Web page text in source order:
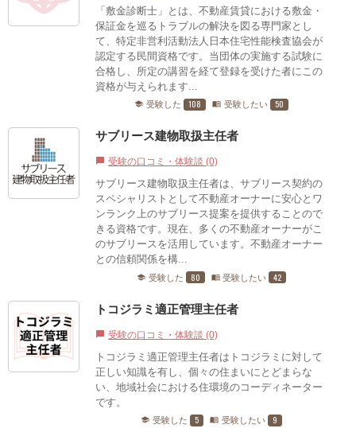
「敷金診断士」とは、不動産賃貸における敷金・
保証金を巡るトラブルの解決を図る専門家とし
て、特定非営利活動法人日本住宅性能検査協会が
認定する民間資格です。当団体の実施する試験に
合格し、所定の講習を経て登録を受けた者にこの
資格が与えられます...
school 受験した 108 menu_book 受験したい 50
サブリース建物取扱主任者
chat_bubble 受験の口コミ・体験談 (0)
サブリース建物取扱主任者は、サブリース契約の
スペシャリストとして不動産オーナーに安心とワ
ンランク上のサブリース提案を提供することので
きる資格です。現在、多くの不動産オーナーがこ
のサブリースを活用しています。不動産オーナー
との信頼関係を構...
school 受験した 80 menu_book 受験したい 42
トコジラミ適正管理主任者
chat_bubble 受験の口コミ・体験談 (0)
トコジラミ適正管理主任者はトコジラミに対して
正しい知識を有し、個々の住まいにとどまらな
い、地域社会における住環境のコーディネーター
です。
school 受験した 5 menu_book 受験したい 9